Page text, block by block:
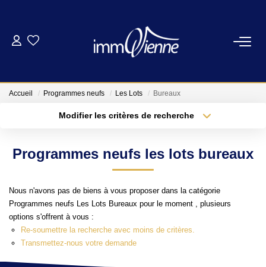
ACHETER
LOUER
L'AGENCE
NOS SERVICES
CONTACT
Accueil Programmes neufs Les Lots Bureaux
Modifier les critères de recherche
Sélectionnez...
Type de bien
Budget max Plus de critères
Programmes neufs les lots bureaux
Nous n'avons pas de biens à vous proposer dans la catégorie
Programmes neufs Les Lots Bureaux pour le moment , plusieurs
options s'offrent à vous :
Re-soumettre la recherche avec moins de critères.
Transmettez-nous votre demande